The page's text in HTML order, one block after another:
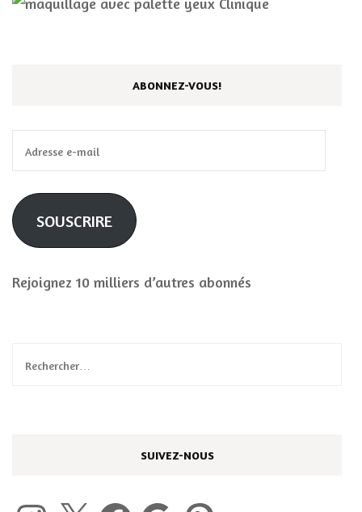
ABONNEZ-VOUS!
e-
mail
SOUSCRIRE
Rejoignez 10 milliers d’autres abonnés
Rechercher :
SUIVEZ-NOUS
Instagram Facebook Google Pinterest